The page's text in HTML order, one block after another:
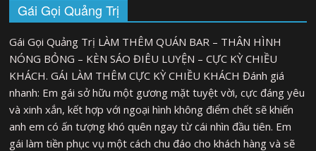
Gái Gọi Quảng Trị
Gái Gọi Quảng Trị LÀM THÊM QUÁN BAR – THÂN HÌNH
NÓNG BỎNG – KÈN SÁO ĐIÊU LUYỆN – CỰC KỲ CHIỀU
KHÁCH. GÁI LÀM THÊM CỰC KỲ CHIỀU KHÁCH Đánh giá
nhanh: Em gái sở hữu một gương mặt tuyệt vời, cực đáng yêu
và xinh xắn, kết hợp với ngoại hình không điểm chết sẽ khiến
anh em có ấn tượng khó quên ngay từ cái nhìn đầu tiên. Em
gái làm tiền phục vụ một cách chu đáo cho khách hàng và sẽ